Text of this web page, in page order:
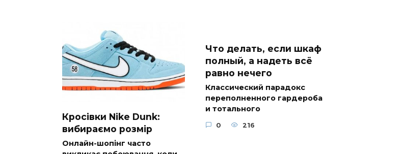
Кросівки Nike Dunk:
вибираємо розмір
Онлайн-шопінг часто
Что делать, если шкаф
полный, а надеть всё
равно нечего
Классический парадокс
переполненного гардероба
и тотального
0 216